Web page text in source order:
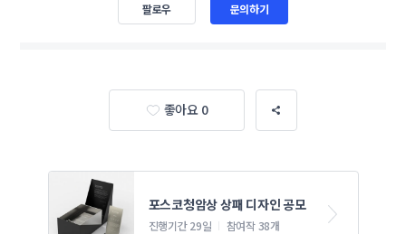
팔로우 문의하기
좋아요 0
포스코청암상 상패 디자인 공모
진행기간 29일 참여작 38개